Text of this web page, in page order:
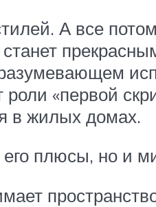
А все
«первой
в жилых домах.
плюсы, но и